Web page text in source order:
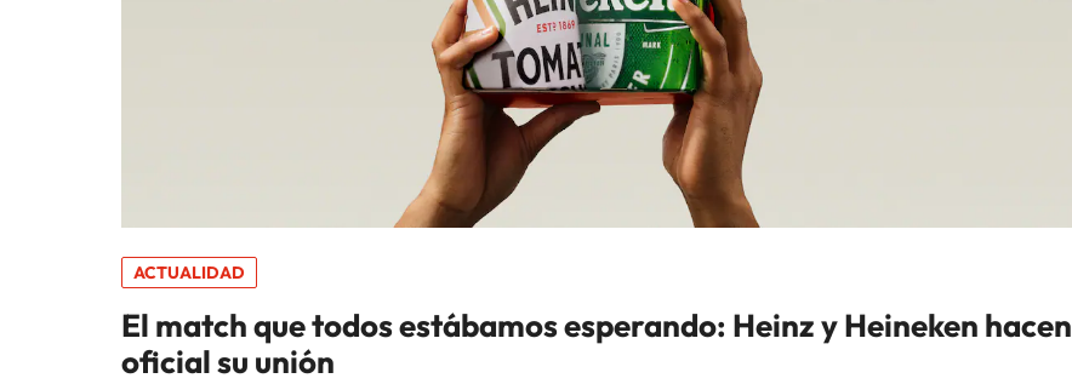
ACTUALIDAD
El match que todos estábamos esperando: Heinz y Heineken hacen
oficial su unión